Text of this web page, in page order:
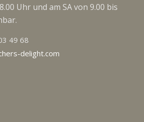
Uhr und am SA von 9.00 bis
49 68
delight.com